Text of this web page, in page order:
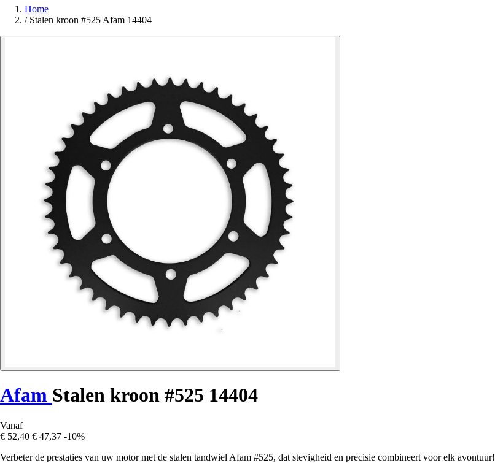
Home
/ Stalen kroon #525 Afam 14404
Afam Stalen kroon #525 14404
Vanaf
€ 52,40 € 47,37 -10%
Verbeter de prestaties van uw motor met de stalen tandwiel Afam #525, dat stevigheid en precisie combineert voor elk avontuur!